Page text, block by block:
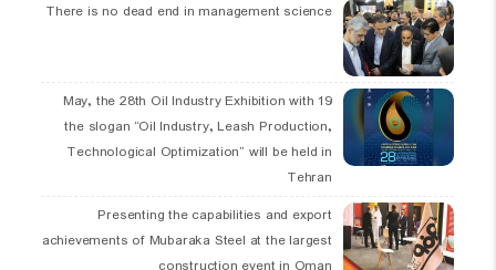
There is no dead end in management science
19 May, the 28th Oil Industry Exhibition with
the slogan “Oil Industry, Leash Production,
Technological Optimization” will be held in
Tehran
Presenting the capabilities and export
achievements of Mubaraka Steel at the largest